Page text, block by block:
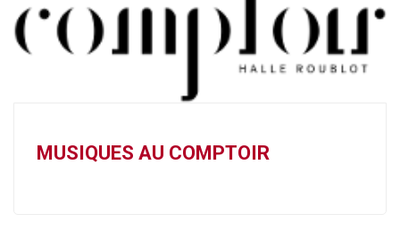
MUSIQUES AU COMPTOIR